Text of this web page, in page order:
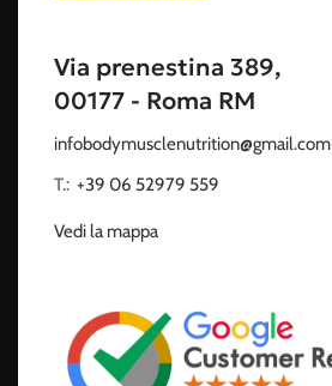
Via prenestina 389,
00177 - Roma RM
infobodymusclenutrition@gmail.com
T.: +39 06 52979 559
Vedi la mappa